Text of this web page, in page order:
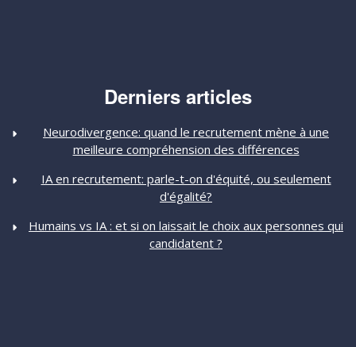
Derniers articles
Neurodivergence: quand le recrutement mène à une
meilleure compréhension des différences
IA en recrutement: parle-t-on d'équité, ou seulement
d'égalité?
Humains vs IA : et si on laissait le choix aux personnes qui
candidatent ?